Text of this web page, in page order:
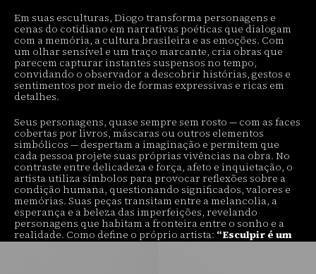
Em suas esculturas, Diogo transforma personagens e
cenas do cotidiano em narrativas poéticas que dialogam
com a memória, a cultura brasileira e as emoções. Com
um olhar sensível e um traço marcante, cria obras que
parecem capturar instantes suspensos no tempo,
convidando o observador a descobrir histórias, gestos e
sentimentos por meio de formas expressivas e ricas em
detalhes.
Seus personagens, quase sempre sem rosto — com as faces
cobertas por livros, máscaras ou outros elementos
simbólicos — despertam a imaginação e permitem que
cada pessoa projete suas próprias vivências na obra. No
contraste entre delicadeza e força, afeto e inquietação, o
artista utiliza símbolos para provocar reflexões sobre a
condição humana, questionando significados, valores e
memórias. Suas peças transitam entre a melancolia, a
esperança e a beleza das imperfeições, revelando
personagens que habitam a fronteira entre o sonho e a
realidade. Como define o próprio artista: “Esculpir é um
jeito de me questionar em público.”